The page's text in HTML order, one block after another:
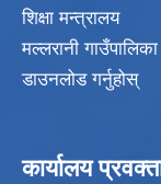
शिक्षा मन्त्रालय
मल्लरानी
डाउनलोड गर्नुहोस्
कार्यालय